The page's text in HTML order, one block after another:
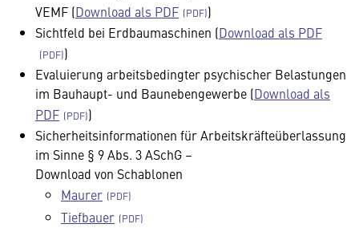
VEMF (Download als PDF
)
Sichtfeld bei Erdbaumaschinen (Download als PDF
)
Evaluierung arbeitsbedingter psychischer Belastungen
im Bauhaupt- und Baunebengewerbe (Download als
PDF
)
Sicherheitsinformationen für Arbeitskräfteüberlassung
im Sinne § 9 Abs. 3 ASchG –
Download von Schablonen
Maurer
Tiefbauer